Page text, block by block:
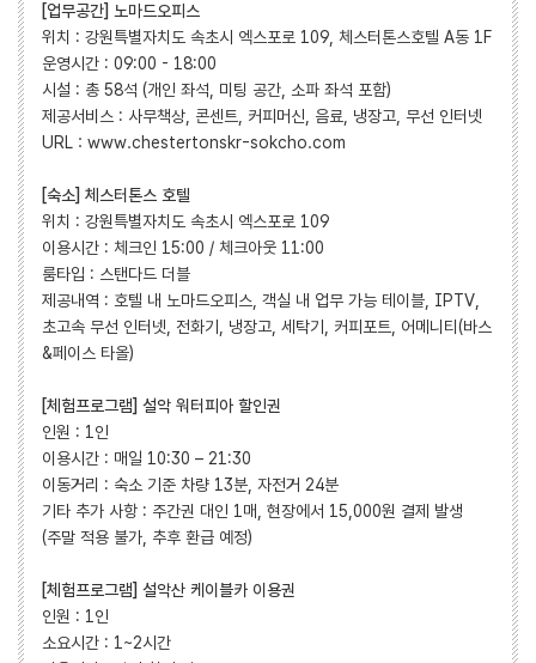
[업무공간] 노마드오피스
위치 : 강원특별자치도 속초시 엑스포로 109, 체스터톤스호텔 A동 1F
운영시간 : 09:00 - 18:00
시설 : 총 58석 (개인 좌석, 미팅 공간, 소파 좌석 포함)
제공서비스 : 사무책상, 콘센트, 커피머신, 음료, 냉장고, 무선 인터넷
URL : www.chestertonskr-sokcho.com
[숙소] 체스터톤스 호텔
위치 : 강원특별자치도 속초시 엑스포로 109
이용시간 : 체크인 15:00 / 체크아웃 11:00
룸타입 : 스탠다드 더블
제공내역 : 호텔 내 노마드오피스, 객실 내 업무 가능 테이블, IPTV,
초고속 무선 인터넷, 전화기, 냉장고, 세탁기, 커피포트, 어메니티(바스
&페이스 타올)
[체험프로그램] 설악 워터피아 할인권
인원 : 1인
이용시간 : 매일 10:30 – 21:30
이동거리 : 숙소 기준 차량 13분, 자전거 24분
기타 추가 사항 : 주간권 대인 1매, 현장에서 15,000원 결제 발생
(주말 적용 불가, 추후 환급 예정)
[체험프로그램] 설악산 케이블카 이용권
인원 : 1인
소요시간 : 1~2시간